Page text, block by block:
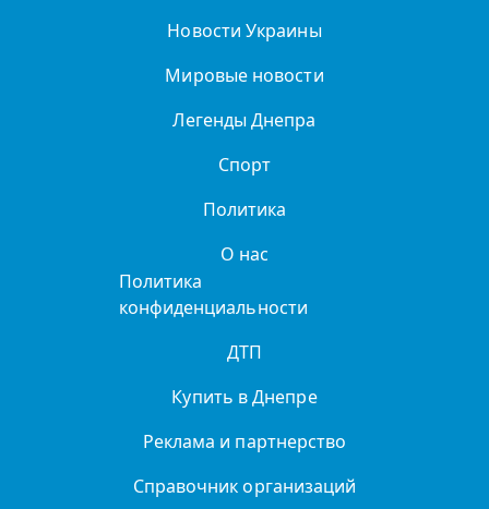
Новости Украины
Мировые новости
Легенды Днепра
Спорт
Политика
О нас
Политика
конфиденциальности
ДТП
Купить в Днепре
Реклама и партнерство
Справочник организаций